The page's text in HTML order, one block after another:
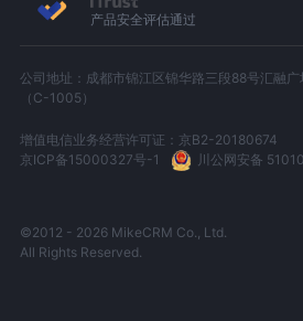
产品安全评估通过
公司地址：成都市锦江区锦华路三段88号汇融
（C-1005）
增值电信业务经营许可证：京B2-20180674
京ICP备15000327号-1
川公网安备
©2012 - 2026 MikeCRM Co., Ltd.
All Rights Reserved.